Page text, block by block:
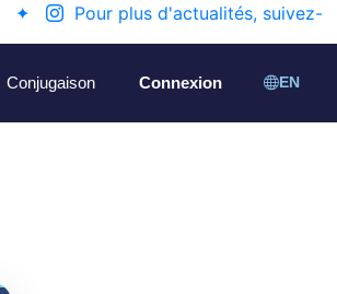
✦
Pour plus d'actualités, suivez-
Conjugaison Connexion EN